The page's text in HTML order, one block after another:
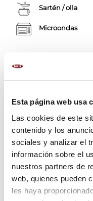
Esta página web usa
Las cookies de este
contenido y los
sociales y analizar el
información sobre el
nuestros partners de
web, quienes pueden
les haya
Sartén / olla
Microondas
Moluscos y productos
RECOMENDACIONES
INGREDIENTES
MÉTODO DE
VALORES